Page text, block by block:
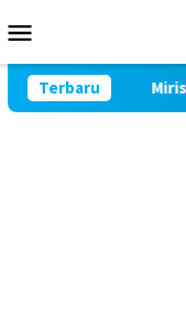
ke
Mobile
TerbaruMiris!